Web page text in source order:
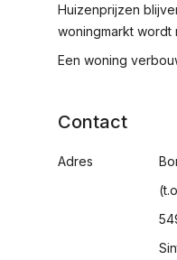
Huizenprijzen
woningmarkt wordt
Een woning
Contact
Adres